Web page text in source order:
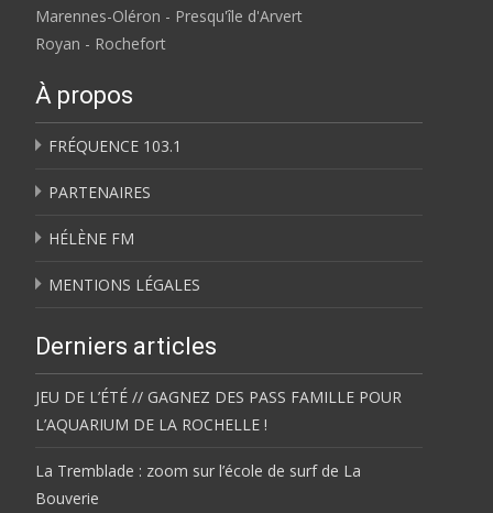
Marennes-Oléron - Presqu'île d'Arvert
Royan - Rochefort
À propos
FRÉQUENCE 103.1
PARTENAIRES
HÉLÈNE FM
MENTIONS LÉGALES
Derniers articles
JEU DE L’ÉTÉ // GAGNEZ DES PASS FAMILLE POUR
L’AQUARIUM DE LA ROCHELLE !
La Tremblade : zoom sur l’école de surf de La
Bouverie